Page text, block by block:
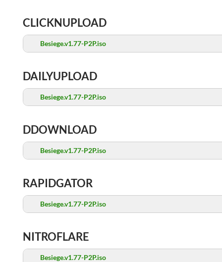
CLICKNUPLOAD
Besiege.v1.77-P2P.iso
DAILYUPLOAD
Besiege.v1.77-P2P.iso
DDOWNLOAD
Besiege.v1.77-P2P.iso
RAPIDGATOR
Besiege.v1.77-P2P.iso
NITROFLARE
Besiege.v1.77-P2P.iso